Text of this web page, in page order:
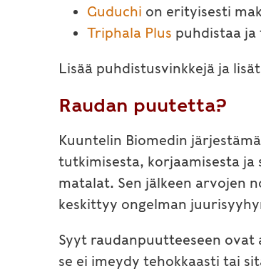
Guduchi on erityisesti
Triphala Plus puhdistaa
Lisää puhdistusvinkkejä ja
Raudan puutetta?
Kuuntelin Biomedin
tutkimisesta, korjaamisesta
matalat. Sen jälkeen arvojen
keskittyy ongelman
Syyt raudanpuutteeseen ovat
se ei imeydy tehokkaasti tai